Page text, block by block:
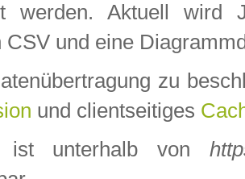
werden. Aktuell wird
CSV und eine
zu
und clientseitiges
ist unterhalb von